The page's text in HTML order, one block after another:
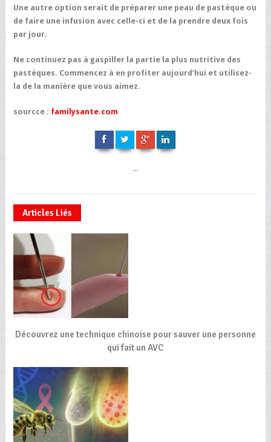
Une autre option serait de préparer une peau de pastèque ou
de faire une infusion avec celle-ci et de la prendre deux fois
par jour.
Ne continuez pas à gaspiller la partie la plus nutritive des
pastèques. Commencez à en profiter aujourd’hui et utilisez-
la de la manière que vous aimez.
sourcce : familysante.com
...
Articles Liés
Découvrez une technique chinoise pour sauver une personne
qui fait un AVC